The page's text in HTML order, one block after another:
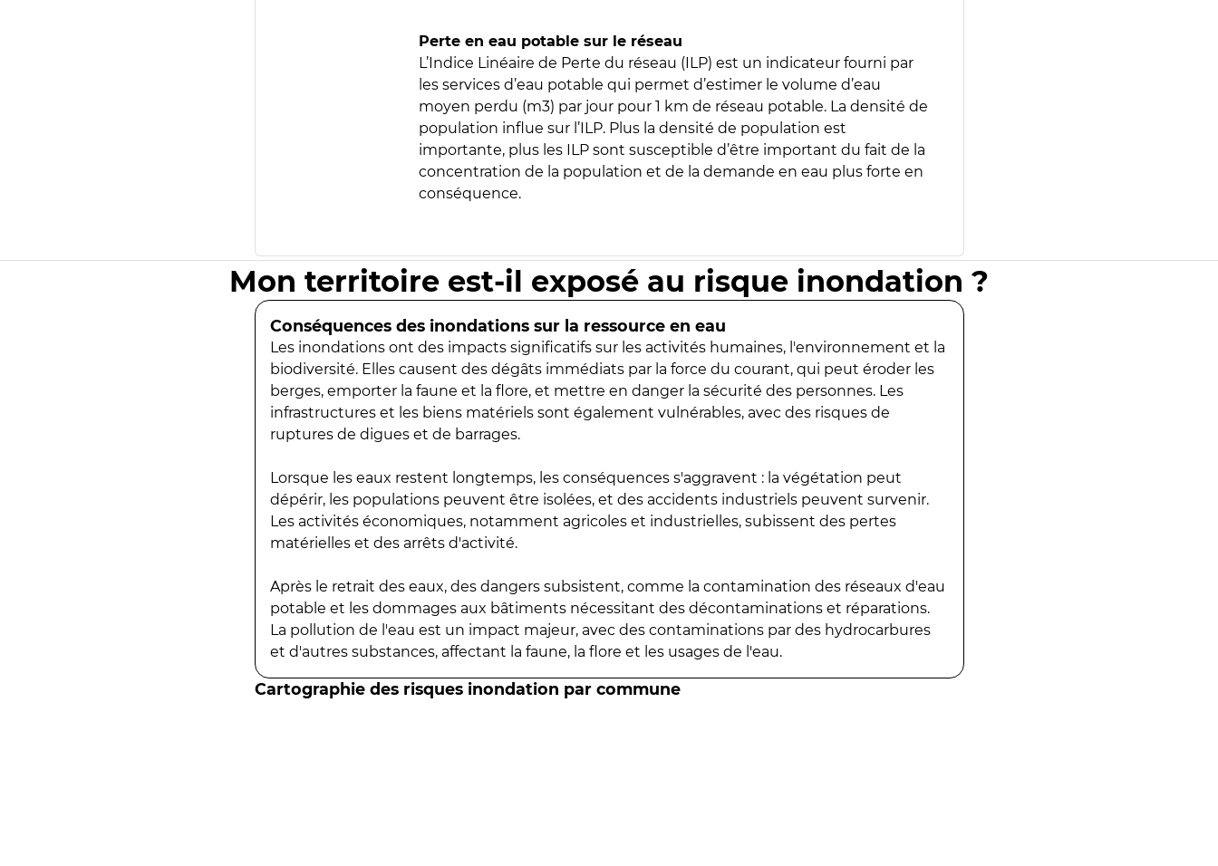
Perte en eau potable sur le réseau
L’Indice Linéaire de Perte du réseau (ILP) est un indicateur fourni par
les services d’eau potable qui permet d’estimer le volume d’eau
moyen perdu (m3) par jour pour 1 km de réseau potable. La densité de
population influe sur l’ILP. Plus la densité de population est
importante, plus les ILP sont susceptible d’être important du fait de la
concentration de la population et de la demande en eau plus forte en
conséquence.
Mon territoire est-il exposé au risque inondation ?
Conséquences des inondations sur la ressource en eau
Les inondations ont des impacts significatifs sur les activités humaines, l'environnement et la
biodiversité. Elles causent des dégâts immédiats par la force du courant, qui peut éroder les
berges, emporter la faune et la flore, et mettre en danger la sécurité des personnes. Les
infrastructures et les biens matériels sont également vulnérables, avec des risques de
ruptures de digues et de barrages.
Lorsque les eaux restent longtemps, les conséquences s'aggravent : la végétation peut
dépérir, les populations peuvent être isolées, et des accidents industriels peuvent survenir.
Les activités économiques, notamment agricoles et industrielles, subissent des pertes
matérielles et des arrêts d'activité.
Après le retrait des eaux, des dangers subsistent, comme la contamination des réseaux d'eau
potable et les dommages aux bâtiments nécessitant des décontaminations et réparations.
La pollution de l'eau est un impact majeur, avec des contaminations par des hydrocarbures
et d'autres substances, affectant la faune, la flore et les usages de l'eau.
Cartographie des risques inondation par commune